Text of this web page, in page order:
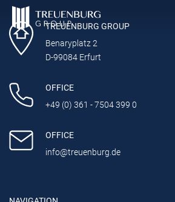
TREUENBURG GROUP
Benaryplatz 2
D-99084 Erfurt
OFFICE
+49 (0) 361 - 7504 399 0
OFFICE
info@treuenburg.de